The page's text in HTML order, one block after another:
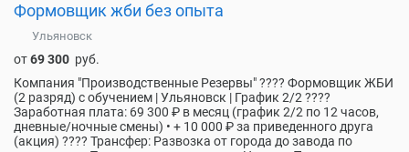
Формовщик жби без опыта
Ульяновск
от69 300 руб.
Компания "Производственные Резервы" ???? Формовщик ЖБИ
(2 разряд) с обучением | Ульяновск | График 2/2 ????
Заработная плата: 69 300 ₽ в месяц (график 2/2 по 12 часов,
дневные/ночные смены) • + 10 000 ₽ за приведенного друга
(акция) ???? Трансфер: Развозка от города до завода по